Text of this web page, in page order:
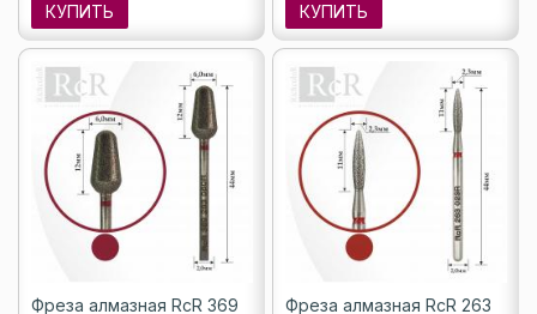
КУПИТЬ КУПИТЬ
Фреза алмазная RcR 369
Фреза алмазная RcR 263